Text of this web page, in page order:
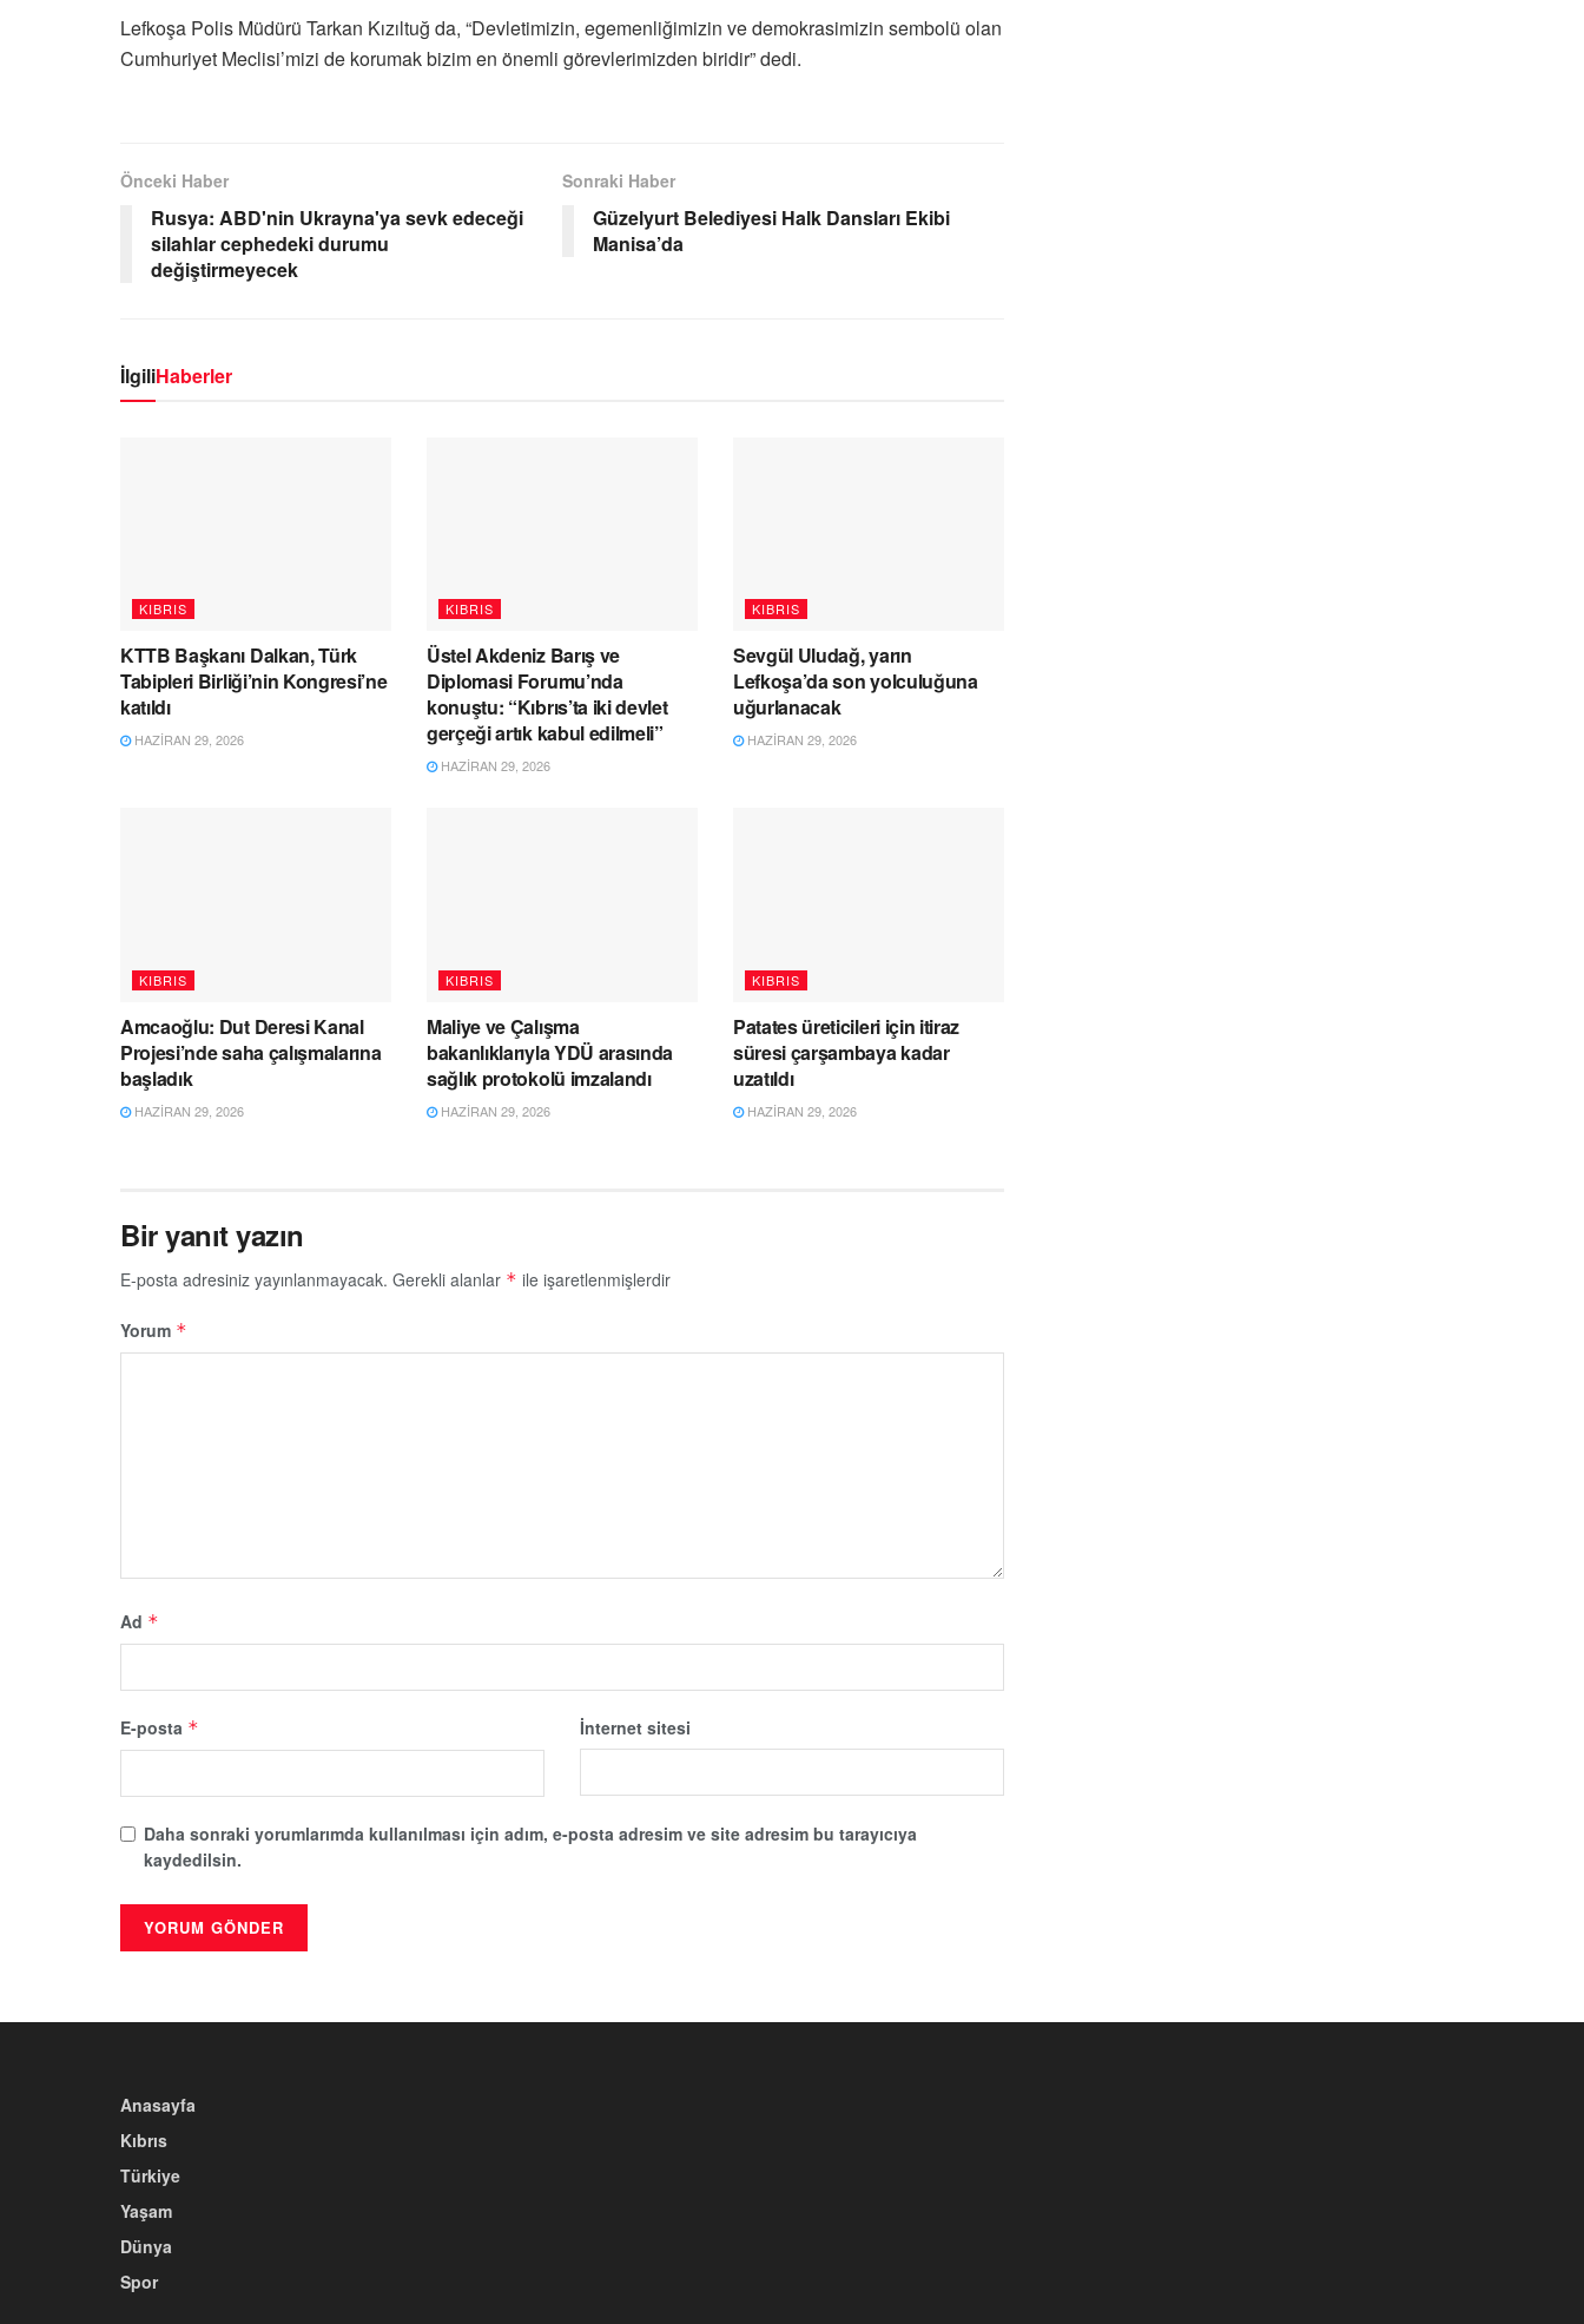
Lefkoşa Polis Müdürü Tarkan Kızıltuğ da, “Devletimizin, egemenliğimizin ve demokrasimizin sembolü olan
Cumhuriyet Meclisi’mizi de korumak bizim en önemli görevlerimizden biridir” dedi.
Önceki Haber
Rusya: ABD'nin Ukrayna'ya sevk edeceği
silahlar cephedeki durumu
değiştirmeyecek
Sonraki Haber
Güzelyurt Belediyesi Halk Dansları Ekibi
Manisa’da
İlgiliHaberler
KIBRIS
KTTB Başkanı Dalkan, Türk
Tabipleri Birliği’nin Kongresi’ne
katıldı
HAZIRAN 29, 2026
KIBRIS
Üstel Akdeniz Barış ve
Diplomasi Forumu’nda
konuştu: “Kıbrıs’ta iki devlet
gerçeği artık kabul edilmeli”
HAZIRAN 29, 2026
KIBRIS
Sevgül Uludağ, yarın
Lefkoşa’da son yolculuğuna
uğurlanacak
HAZIRAN 29, 2026
KIBRIS
Amcaoğlu: Dut Deresi Kanal
Projesi’nde saha çalışmalarına
başladık
HAZIRAN 29, 2026
KIBRIS
Maliye ve Çalışma
bakanlıklarıyla YDÜ arasında
sağlık protokolü imzalandı
HAZIRAN 29, 2026
KIBRIS
Patates üreticileri için itiraz
süresi çarşambaya kadar
uzatıldı
HAZIRAN 29, 2026
Bir yanıt yazın
E-posta adresiniz yayınlanmayacak. Gerekli alanlar * ile işaretlenmişlerdir
Yorum *
Ad *
E-posta * İnternet sitesi
Daha sonraki yorumlarımda kullanılması için adım, e-posta adresim ve site adresim bu tarayıcıya
kaydedilsin.
Anasayfa
Kıbrıs
Türkiye
Yaşam
Dünya
Spor